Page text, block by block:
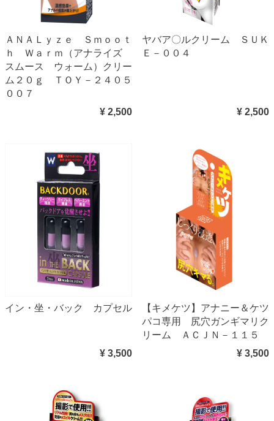
ＡＮＡＬｙｚｅ Ｓｍｏｏｔ
ｈ Ｗａｒｍ（アナライズ
スムース ウォーム）クリー
ム２０ｇ ＴＯＹ－２４０５
００７
¥ 2,500
ヤバア〇ルクリーム ＳＵＫ
Ｅ－００４
¥ 2,500
イン・坐・バック カプセル
¥ 3,500
【キメケツ】アナニー＆ケツ
パコ専用 尻穴ガンギマリク
リーム ＡＣＪＮ－１１５
¥ 3,500